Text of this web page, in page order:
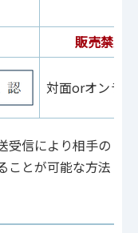
販売禁止
対面orオンラ
受信により相手の
ことが可能な方法